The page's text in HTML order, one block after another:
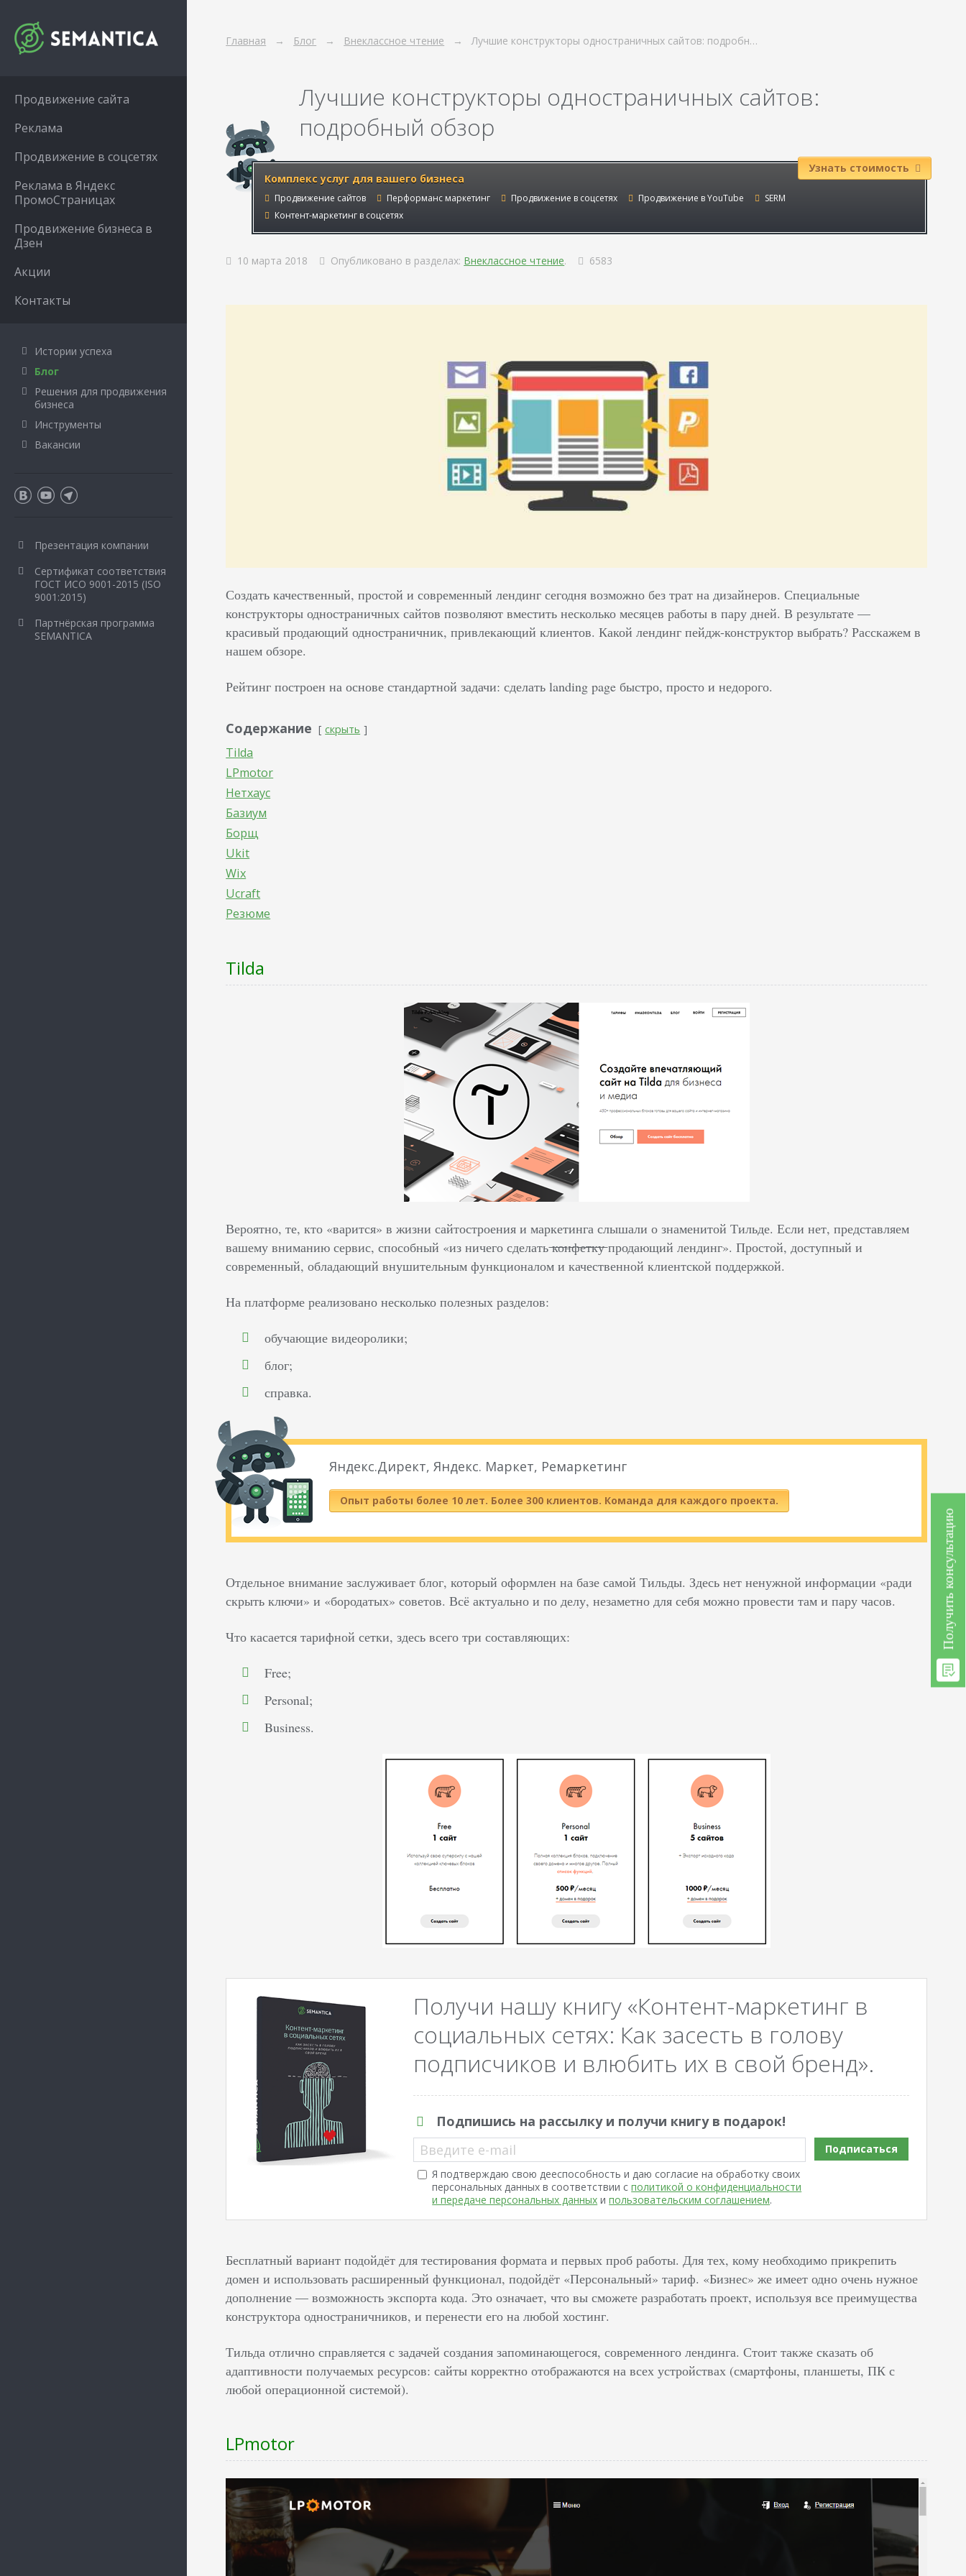
Главная Блог Внеклассное чтение Лучшие конструкторы одностраничных сайтов: подробн…
Лучшие конструкторы одностраничных сайтов:
подробный обзор
Комплекс услуг для вашего бизнеса
Продвижение сайтов Перформанс маркетинг Продвижение в соцсетях Продвижение в YouTube
SERM
Контент-маркетинг в соцсетях
Узнать стоимость
10 марта 2018 Опубликовано в разделах: Внеклассное чтение. 6583
Создать качественный, простой и современный лендинг сегодня возможно без трат на дизайнеров. Специальные
конструкторы одностраничных сайтов позволяют вместить несколько месяцев работы в пару дней. В результате —
красивый продающий одностраничник, привлекающий клиентов. Какой лендинг пейдж-конструктор выбрать? Расскажем в
нашем обзоре.
Рейтинг построен на основе стандартной задачи: сделать landing page быстро, просто и недорого.
Содержание скрыть
Tilda
LPmotor
Нетхаус
Базиум
Борщ
Ukit
Wix
Ucraft
Резюме
Tilda
Вероятно, те, кто «варится» в жизни сайтостроения и маркетинга слышали о знаменитой Тильде. Если нет, представляем
вашему вниманию сервис, способный «из ничего сделать ̶к̶о̶н̶ф̶е̶т̶к̶у̶ продающий лендинг». Простой, доступный и
современный, обладающий внушительным функционалом и качественной клиентской поддержкой.
На платформе реализовано несколько полезных разделов:
обучающие видеоролики;
блог;
справка.
Яндекс.Директ, Яндекс. Маркет, Ремаркетинг
Опыт работы более 10 лет. Более 300 клиентов. Команда для каждого проекта.
Отдельное внимание заслуживает блог, который оформлен на базе самой Тильды. Здесь нет ненужной информации «ради
скрыть ключи» и «бородатых» советов. Всё актуально и по делу, незаметно для себя можно провести там и пару часов.
Что касается тарифной сетки, здесь всего три составляющих:
Free;
Personal;
Business.
Получи нашу книгу «Контент-маркетинг в
социальных сетях: Как засесть в голову
подписчиков и влюбить их в свой бренд».
Подпишись на рассылку и получи книгу в подарок!
Введите e-mail
Я подтверждаю свою дееспособность и даю согласие на обработку своих
персональных данных в соответствии сполитикой о конфиденциальности
и передаче персональных данных ипользовательским соглашением.
Подписаться
Бесплатный вариант подойдёт для тестирования формата и первых проб работы. Для тех, кому необходимо прикрепить
домен и использовать расширенный функционал, подойдёт «Персональный» тариф. «Бизнес» же имеет одно очень нужное
дополнение — возможность экспорта кода. Это означает, что вы сможете разработать проект, используя все преимущества
конструктора одностраничников, и перенести его на любой хостинг.
Тильда отлично справляется с задачей создания запоминающегося, современного лендинга. Стоит также сказать об
адаптивности получаемых ресурсов: сайты корректно отображаются на всех устройствах (смартфоны, планшеты, ПК с
любой операционной системой).
LPmotor
Продвижение сайта
Реклама
Продвижение в соцсетях
Реклама в Яндекс
ПромоСтраницах
Продвижение бизнеса в
Дзен
Акции
Контакты
Истории успеха
Блог
Решения для продвижения
бизнеса
Инструменты
Вакансии
Презентация компании
Сертификат соответствия
ГОСТ ИСО 9001-2015 (ISO
9001:2015)
Партнёрская программа
SEMANTICA
Получить консультацию